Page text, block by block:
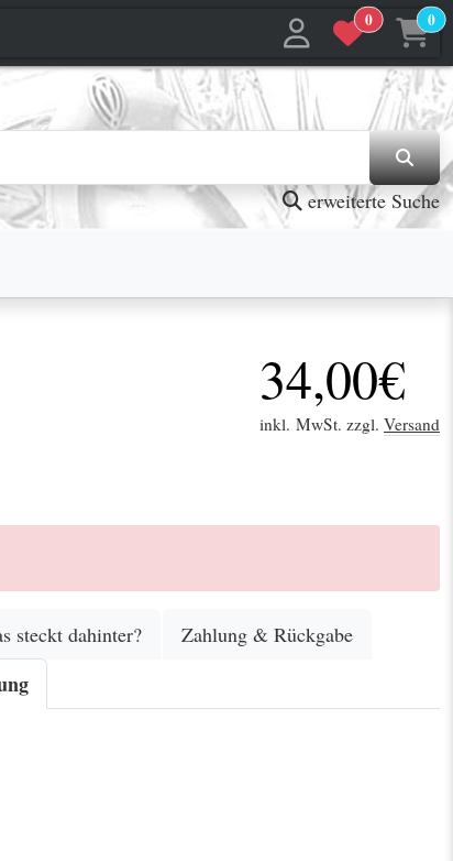
0 0
erweiterte Suche
34,00€
inkl. MwSt. zzgl. Versand
steckt dahinter?
Zahlung & Rückgabe
jetzt in den Warenkorb
jetzt in den Warenkorb